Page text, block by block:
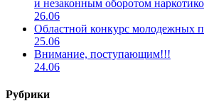
и незаконным оборотом
26.06
Областной конкурс молодежных
25.06
Внимание, поступающим!!!
24.06
Рубрики